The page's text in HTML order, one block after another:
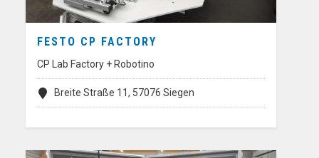
FESTO CP FACTORY
CP Lab Factory + Robotino
Breite Straße 11, 57076 Siegen